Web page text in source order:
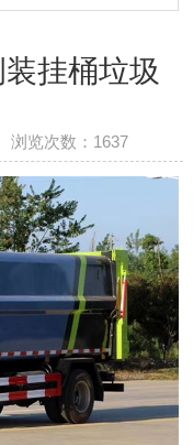
挂桶垃圾
浏览次数： 1637